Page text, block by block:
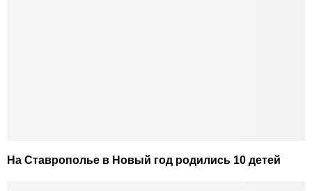
На Ставрополье в Новый год родились 10 детей